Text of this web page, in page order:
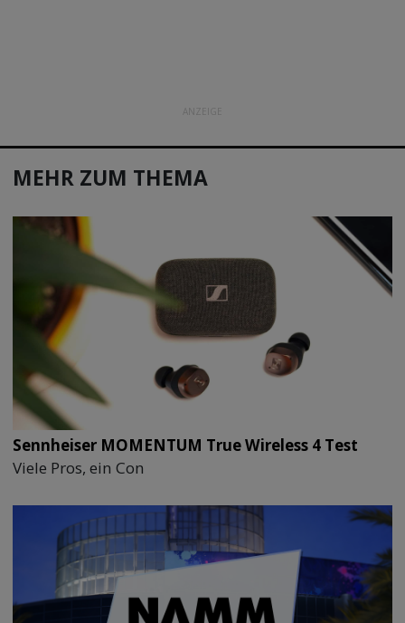
ANZEIGE
MEHR ZUM THEMA
Sennheiser MOMENTUM True Wireless 4 Test
Viele Pros, ein Con